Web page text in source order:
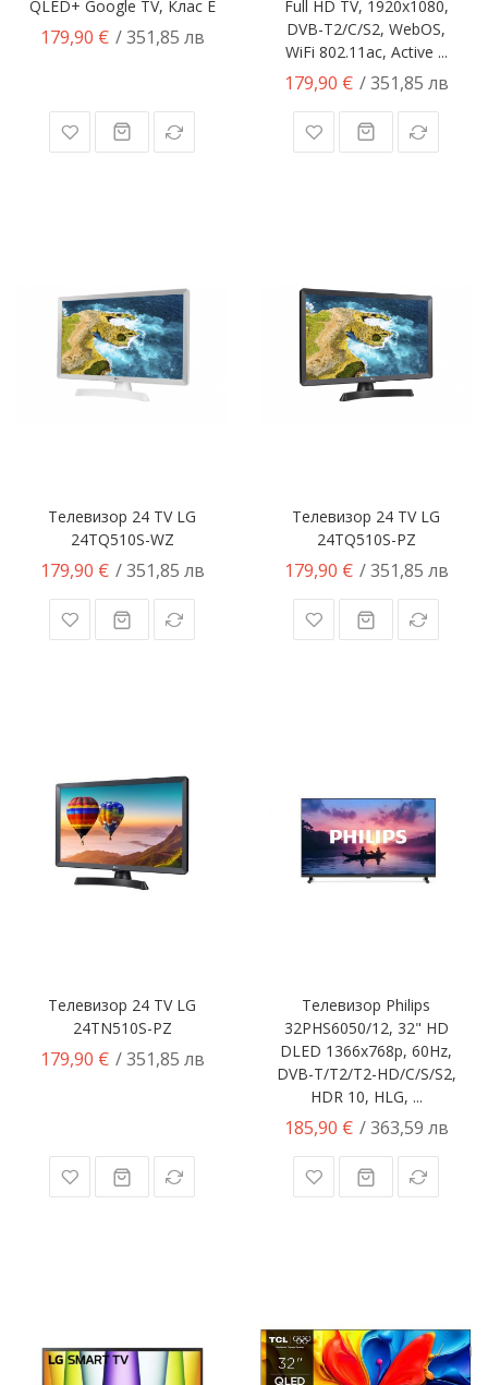
QLED+ Google TV, Клас E
179,90 € / 351,85 лв
Full HD TV, 1920x1080,
DVB-T2/C/S2, WebOS,
WiFi 802.11ac, Active ...
179,90 € / 351,85 лв
Телевизор 24 TV LG
24TQ510S-WZ
179,90 € / 351,85 лв
Телевизор 24 TV LG
24TQ510S-PZ
179,90 € / 351,85 лв
Телевизор 24 TV LG
24TN510S-PZ
179,90 € / 351,85 лв
Телевизор Philips
32PHS6050/12, 32" HD
DLED 1366x768p, 60Hz,
DVB-T/T2/T2-HD/C/S/S2,
HDR 10, HLG, ...
185,90 € / 363,59 лв